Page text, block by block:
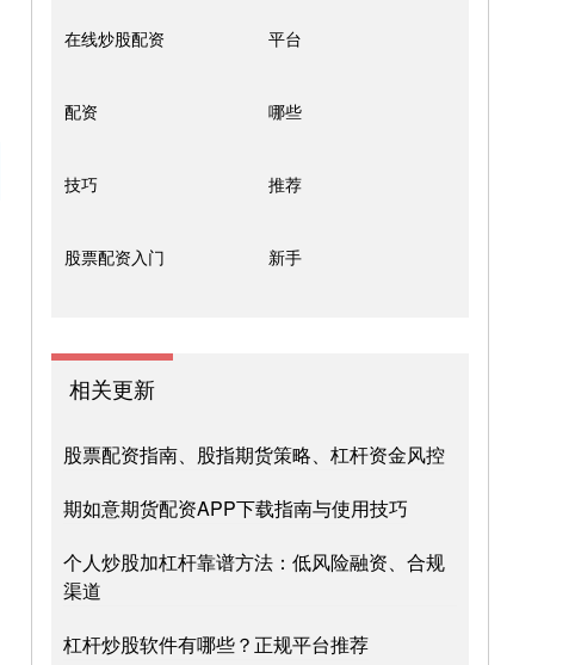
在线炒股配资 平台
配资 哪些
技巧 推荐
股票配资入门 新手
相关更新
股票配资指南、股指期货策略、杠杆资金风控
期如意期货配资APP下载指南与使用技巧
个人炒股加杠杆靠谱方法：低风险融资、合规
渠道
杠杆炒股软件有哪些？正规平台推荐